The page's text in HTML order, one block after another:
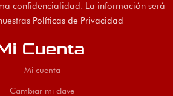
confidencialidad. La información será
Políticas de Privacidad
Cuenta
Mi cuenta
Cambiar mi clave